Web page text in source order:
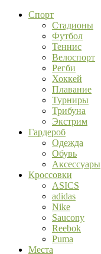
Спорт
Стадионы
Футбол
Теннис
Велоспорт
Регби
Хоккей
Плавание
Турниры
Трибуна
Экстрим
Гардероб
Одежда
Обувь
Аксессуары
Кроссовки
ASICS
adidas
Nike
Saucony
Reebok
Puma
Места